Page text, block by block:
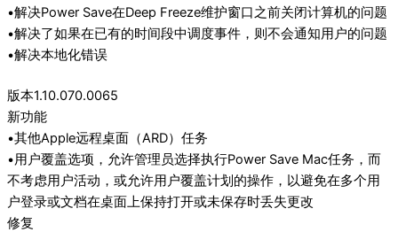
•解决Power Save在Deep Freeze维护窗口之前关闭计算机的问题
•解决了如果在已有的时间段中调度事件，则不会通知用户的问题
•解决本地化错误
版本1.10.070.0065
新功能
•其他Apple远程桌面（ARD）任务
•用户覆盖选项，允许管理员选择执行Power Save Mac任务，而
不考虑用户活动，或允许用户覆盖计划的操作，以避免在多个用
户登录或文档在桌面上保持打开或未保存时丢失更改
修复